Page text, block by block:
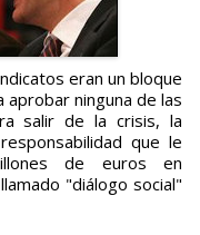
ninguna de las
salir de la crisis, la
que le
de euros en
"diálogo social"